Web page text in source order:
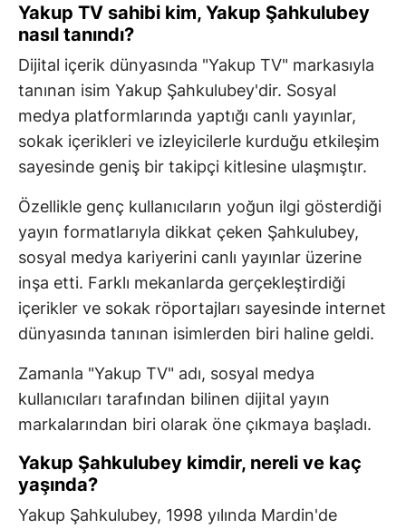
Yakup TV sahibi kim, Yakup Şahkulubey
nasıl tanındı?
Dijital içerik dünyasında "Yakup TV" markasıyla
tanınan isim Yakup Şahkulubey'dir. Sosyal
medya platformlarında yaptığı canlı yayınlar,
sokak içerikleri ve izleyicilerle kurduğu etkileşim
sayesinde geniş bir takipçi kitlesine ulaşmıştır.
Özellikle genç kullanıcıların yoğun ilgi gösterdiği
yayın formatlarıyla dikkat çeken Şahkulubey,
sosyal medya kariyerini canlı yayınlar üzerine
inşa etti. Farklı mekanlarda gerçekleştirdiği
içerikler ve sokak röportajları sayesinde internet
dünyasında tanınan isimlerden biri haline geldi.
Zamanla "Yakup TV" adı, sosyal medya
kullanıcıları tarafından bilinen dijital yayın
markalarından biri olarak öne çıkmaya başladı.
Yakup Şahkulubey kimdir, nereli ve kaç
yaşında?
Yakup Şahkulubey, 1998 yılında Mardin'de